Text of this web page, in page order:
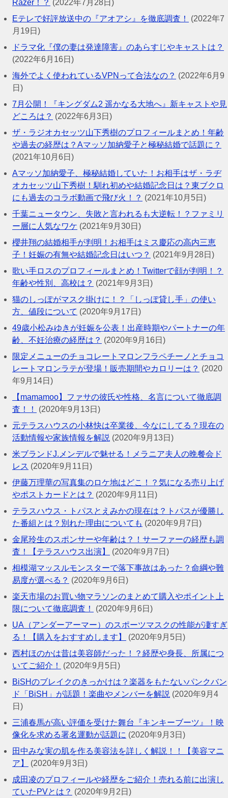
Razer！？ (2022年7月28日)
Eテレで好評放送中の『アオアシ』を徹底調査！
(2022年7
月19日)
ドラマ化『僕の妻は発達障害』のあらすじやキャストは？
(2022年6月16日)
海外でよく使われているVPNって合法なの？ (2022年6月9
日)
7月公開！『キングダム2 遥かなる大地へ』新キャストや見
どころは？ (2022年6月3日)
ザ・ラジオカセッツ山下秀樹のプロフィールまとめ！年齢
や過去の経歴は？Aマッソ加納愛子と極秘結婚で話題に？
(2021年10月6日)
Aマッソ加納愛子、極秘結婚していた！お相手はザ・ラヂ
オカセッツ山下秀樹！馴れ初めや結婚記念日は？東ブクロ
にも過去のコラボ動画で飛び火！？ (2021年10月5日)
千葉ニュータウン、失敗と言われるも大逆転！？ファミリ
ー層に人気なワケ (2021年9月30日)
櫻井翔の結婚相手が判明！お相手はミス慶応の高内三恵
子！妊娠の有無や結婚記念日はいつ？ (2021年9月28日)
歌い手ロスのプロフィールまとめ！Twitterで顔が判明！？
年齢や性別、高校は？ (2021年9月3日)
猫のしっぽがマスク掛けに！？「しっぽ貸し手」の使い
方、値段について (2020年9月17日)
49歳小松みゆきが妊娠を公表！出産時期やパートナーの年
齢、不妊治療の経歴は？ (2020年9月16日)
限定メニューのチョコレートマロンフラペチーノとチョコ
レートマロンラテが登場！販売期間やカロリーは？ (2020
年9月14日)
【mamamoo】ファサの彼氏や性格、名言について徹底調
査！！
(2020年9月13日)
元テラスハウスの小林快は卒業後、今なにしてる？現在の
活動情報や家族情報を解説 (2020年9月13日)
米ブランドJ.メンデルで魅せる！メラニア夫人の晩餐会ド
レス (2020年9月11日)
伊藤万理華の写真集のロケ地はどこ！？気になる売り上げ
やポストカードとは？ (2020年9月11日)
テラスハウス・トパスとえみかの現在は？トパスが優勝し
た番組とは？別れた理由についても (2020年9月7日)
金尾玲生のスポンサーや年齢は？！サーファーの経歴も調
査！【テラスハウス出演】
(2020年9月7日)
相模湖マッスルモンスターで落下事故はあった？命綱や難
易度が選べる？ (2020年9月6日)
楽天市場のお買い物マラソンのまとめて購入やポイント上
限について徹底調査！
(2020年9月6日)
UA（アンダーアーマー）のスポーツマスクの性能が凄すぎ
る！【購入をおすすめします】
(2020年9月5日)
西村ほのかは昔は美容師だった！？経歴や身長、所属につ
いてご紹介！
(2020年9月5日)
BiSHのブレイクのきっかけは？楽器をもたないパンクバン
ド「BiSH」が話題！楽曲やメンバーを解説 (2020年9月4
日)
三浦春馬が高い評価を受けた舞台『キンキーブーツ』！映
像化を求める署名運動が話題に (2020年9月3日)
田中みな実の肌を作る美容法を詳しく解説！！【美容マニ
ア】
(2020年9月3日)
成田凌のプロフィールや経歴をご紹介！売れる前に出演し
ていたPVとは？ (2020年9月2日)